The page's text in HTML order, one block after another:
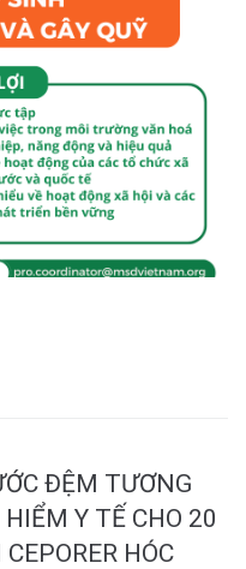
ĐỆM TƯƠNG
Y TẾ CHO 20
HÓC